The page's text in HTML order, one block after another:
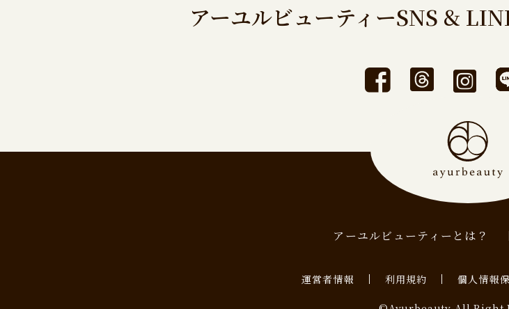
アーユルビューティーSNS &
アーユルビューティーとは？
運営者情報 利用規約 個人情報